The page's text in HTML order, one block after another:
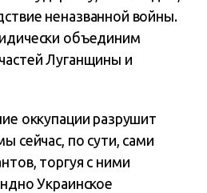
неназванной войны.
объединим
Луганщины и
оккупации разрушит
сейчас, по сути, сами
торгуя с ними
Украинское